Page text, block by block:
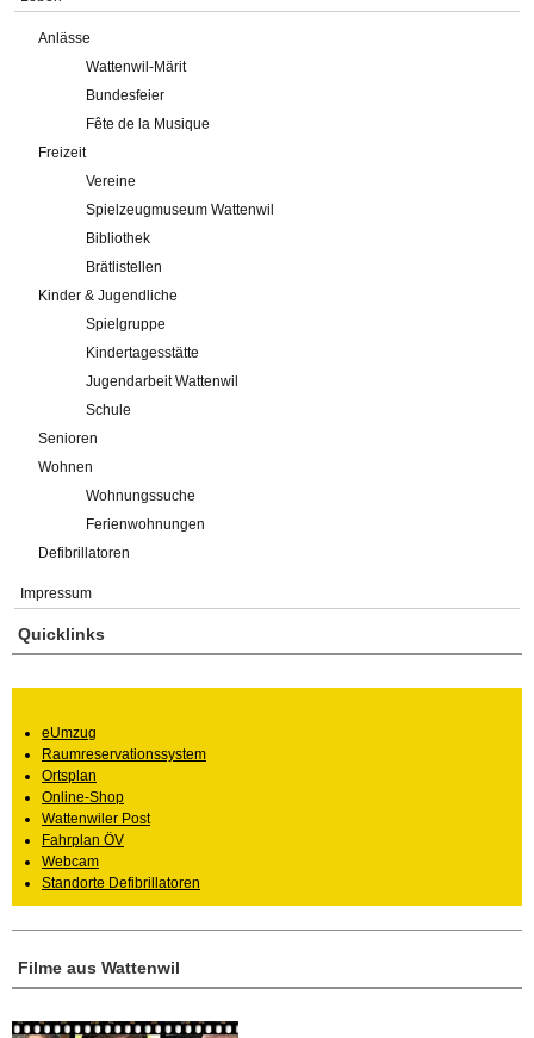
Anlässe
Wattenwil-Märit
Bundesfeier
Fête de la Musique
Freizeit
Vereine
Spielzeugmuseum Wattenwil
Bibliothek
Brätlistellen
Kinder & Jugendliche
Spielgruppe
Kindertagesstätte
Jugendarbeit Wattenwil
Schule
Senioren
Wohnen
Wohnungssuche
Ferienwohnungen
Defibrillatoren
Impressum
Filme aus Wattenwil
Quicklinks
eUmzug
Raumreservationssystem
Ortsplan
Online-Shop
Wattenwiler Post
Fahrplan ÖV
Webcam
Standorte Defibrillatoren